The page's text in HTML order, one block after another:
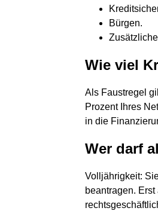
Bürgen.
Wie viel
Als Faustregel
Prozent Ihres
in die
Wer darf
Volljährigkeit:
beantragen.